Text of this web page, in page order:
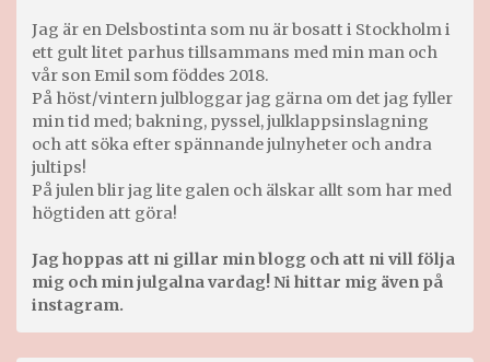
Jag är en Delsbostinta som nu är bosatt i Stockholm i
ett gult litet parhus tillsammans med min man och
vår son Emil som föddes 2018.
På höst/vintern julbloggar jag gärna om det jag fyller
min tid med; bakning, pyssel, julklappsinslagning
och att söka efter spännande julnyheter och andra
jultips!
På julen blir jag lite galen och älskar allt som har med
högtiden att göra!
Jag hoppas att ni gillar min blogg och att ni vill följa
mig och min julgalna vardag! Ni hittar mig även på
instagram.